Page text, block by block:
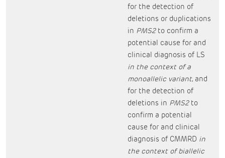
for the detection of
deletions or duplications
in PMS2 to confirm a
potential cause for and
clinical diagnosis of LS
in the context of a
monoallelic variant, and
for the detection of
deletions in PMS2to
confirm a potential
cause for and clinical
diagnosis of CMMRD in
the context of biallelic